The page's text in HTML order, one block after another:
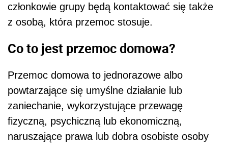
członkowie grupy będą kontaktować się także
z osobą, która przemoc stosuje.
Co to jest przemoc domowa?
Przemoc domowa to jednorazowe albo
powtarzające się umyślne działanie lub
zaniechanie, wykorzystujące przewagę
fizyczną, psychiczną lub ekonomiczną,
naruszające prawa lub dobra osobiste osoby